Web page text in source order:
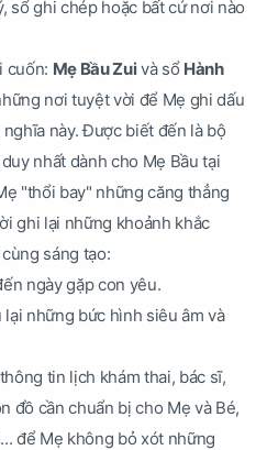
sổ ghi chép hoặc bất cứ nơi nào
cuốn: Mẹ Bầu Zuivà sổ Hành
nơi tuyệt vời để Mẹ ghi dấu
này. Được biết đến là bộ
nhất dành cho Mẹ Bầu tại
"thổi bay" những căng thẳng
ghi lại những khoảnh khắc
sáng tạo:
ngày gặp con yêu.
những bức hình siêu âm và
tin lịch khám thai, bác sĩ,
đồ cần chuẩn bị cho Mẹ và Bé,
để Mẹ không bỏ xót những